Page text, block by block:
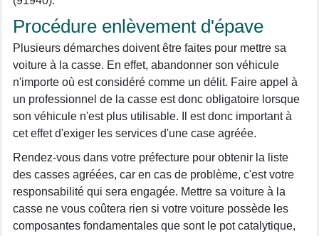
Procédure enlèvement d'épave
Plusieurs démarches doivent être faites pour mettre sa
voiture à la casse. En effet, abandonner son véhicule
n'importe où est considéré comme un délit. Faire appel à
un professionnel de la casse est donc obligatoire lorsque
son véhicule n'est plus utilisable. Il est donc important à
cet effet d'exiger les services d'une case agréée.
Rendez-vous dans votre préfecture pour obtenir la liste
des casses agréées, car en cas de problème, c'est votre
responsabilité qui sera engagée. Mettre sa voiture à la
casse ne vous coûtera rien si votre voiture possède les
composantes fondamentales que sont le pot catalytique,